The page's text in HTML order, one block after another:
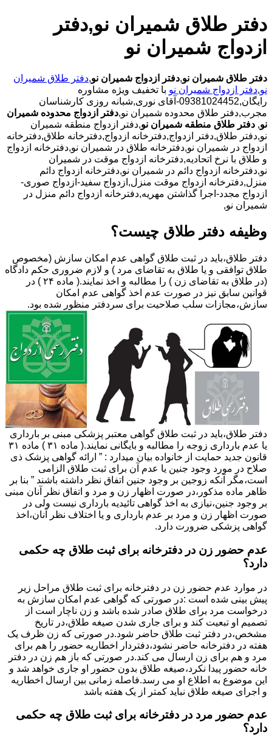
دفتر طلاق شمیران نو,دفتر
ازدواج شمیران نو
دفتر طلاق شمیران نو,دفتر ازدواج شمیران نو,دفتر طلاق شمیران
نو,دفتر ازدواج شمیران نو با تخفیف ویژه مشاوره
رایگان,09381024452-آقای نوری,شبانه روزی کارشناسان
مجرب,دفتر طلاق محدوده شمیران نو,دفتر ازدواج محدوده شمیران
نو, دفتر طلاق منطقه شمیران نو,دفتر ازدواج منطقه شمیران
نو,دفتر طلاق,دفتر ازدواج,دفترخانه ازدواج,دفترخانه طلاق,دفترخانه
ازدواج در شمیران نو,دفترخانه طلاق در شمیران نو,دفترخانه ازدواج
و طلاق با نرخ اتحادیه,دفترخانه ازدواج موقت در شمیران
نو,دفترخانه ازدواج دائم در شمیران نو,دفترخانه ازدواج دائم
منزل,دفترخانه ازدواج موقت منزل,ازدواج سفید-ازدواج صوری-
ازدواج مجدد-اجرا گذاشتن مهریه,دفترخانه ازدواج دائم منزل در
شمیران نو,
وظیفه دفتر طلاق چیست؟
دفتر طلاق،باید در ثبت طلاق گواهی عدم امکان سازش (مخصوص
طلاق توافقی و یا طلاق به تقاضای مرد ) و لازم ضروری حکم دادگاه
(در طلاق به تقاضای زن ) را مطالبه و اخذ نمایند.( ماده ۲۴ ) در
قوانین سابق نیز در صورت عدم اخذ گواهی عدم امکان
سازش،مجازات سلب صلاحیت برای سردفتر منظور شده بود.
دفتر طلاق،باید در ثبت طلاق گواهی معتبر پزشکی مبنی بر بارداری
یا عدم بارداری زوجه را مطالبه و بایگانی نمایند.( ماده ۳۱ ) ماده ۳۱
قانون جدید حمایت از خانواده بیان میدارد : ” ارائه گواهی پزشک ذی
صلاح در مورد وجود جنین یا عدم آن برای ثبت طلاق الزامی
است،مگر آنکه زوجین بر وجود جنین اتفاق نظر داشته باشند ” بنا بر
ظاهر ماده مذکور،در صورت اظهار زن و مرد و اتفاق نظر آنان مبنی
بر وجود جنین،نیازی به اخذ گواهی تائیدیه بارداری نیست ولی در
صورت اظهار زن و مرد بر عدم بارداری و یا اختلاف نظر آنان،اخذ
گواهی پزشکی ضرورت دارد.
عدم حضور زن در دفترخانه برای ثبت طلاق چه حکمی
دارد؟
در موارد عدم حضور زن در دفترخانه برای ثبت طلاق مراحل زیر
پیش بینی شده است :در صورتی که گواهی عدم امکان سازش به
درخواست مرد برای طلاق صادر شده باشد و زن ناچار است از
تصمیم او تبعیت کند و برای جاری شدن صیغه طلاق،در تاریخ
مشخص،در دفتر ثبت طلاق حاضر شود.در صورتی که زن ظرف یک
هفته در دفترخانه حاضر نشود،دفتردار اخطاریه حضور را هم برای
مرد و هم برای زن ارسال می کند.در صورتی که باز هم زن در دفتر
خانه حضور پیدا نکرد،صیغه طلاق بدون حضور او جاری خواهد شد و
این موضوع به اطلاع او می رسد.فاصله زمانی بین ارسال اخطاریه
و اجرای صیغه طلاق نباید کمتر از یک هفته باشد
عدم حضور مرد در دفترخانه برای ثبت طلاق چه حکمی
دارد؟